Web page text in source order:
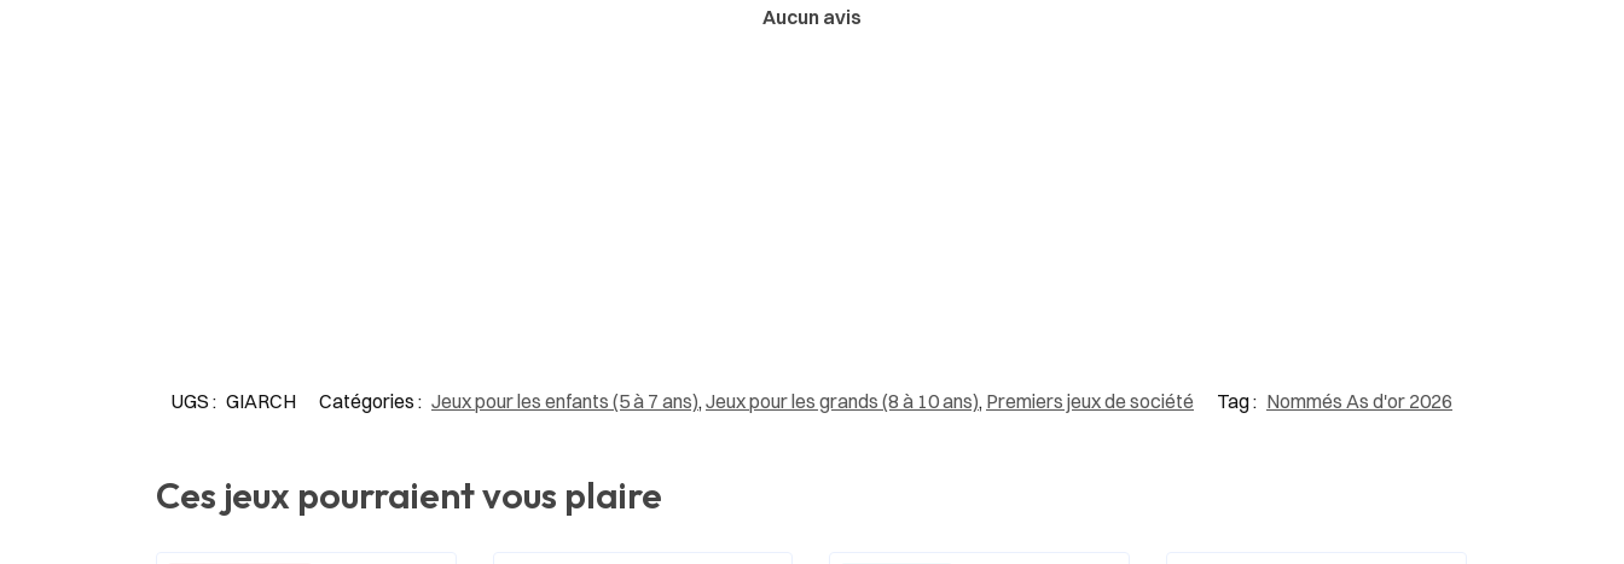
Aucun avis
UGS : GIARCH Catégories : Jeux pour les enfants (5 à 7 ans), Jeux pour les grands (8 à 10 ans), Premiers jeux de société Tag : Nommés As d'or 2026
Ces jeux pourraient vous plaire